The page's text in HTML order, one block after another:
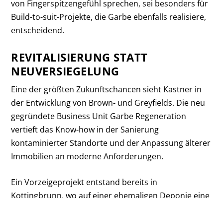
von Fingerspitzengefühl sprechen, sei besonders für
Build-to-suit-Projekte, die Garbe ebenfalls realisiere,
entscheidend.
REVITALISIERUNG STATT
NEUVERSIEGELUNG
Eine der größten Zukunftschancen sieht Kastner in
der Entwicklung von Brown- und Greyfields. Die neu
gegründete Business Unit Garbe Regeneration
vertieft das Know-how in der Sanierung
kontaminierter Standorte und der Anpassung älterer
Immobilien an moderne Anforderungen.
Ein Vorzeigeprojekt entstand bereits in
Kottingbrunn, wo auf einer ehemaligen Deponie eine